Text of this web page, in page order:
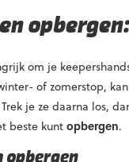
om je
of zomerstop,
je ze daarna los,
beste kuntopbergen.
opbergen